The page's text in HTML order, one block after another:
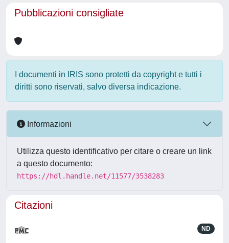
Pubblicazioni consigliate
I documenti in IRIS sono protetti da copyright e tutti i
diritti sono riservati, salvo diversa indicazione.
Informazioni
Utilizza questo identificativo per citare o creare un link
a questo documento:
https://hdl.handle.net/11577/3538283
Citazioni
ND